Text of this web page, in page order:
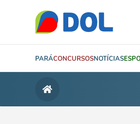
PARÁCONCURSOSNOTÍCIAS